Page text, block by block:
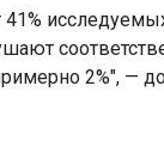
2%", —